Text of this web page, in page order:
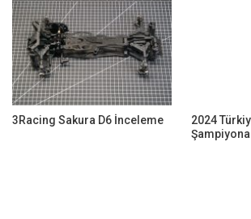
3Racing Sakura D6 İnceleme
2024